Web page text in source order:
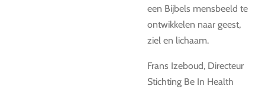
een Bijbels mensbeeld te
ontwikkelen naar geest,
ziel en lichaam.
Frans Izeboud, Directeur
Stichting Be In Health